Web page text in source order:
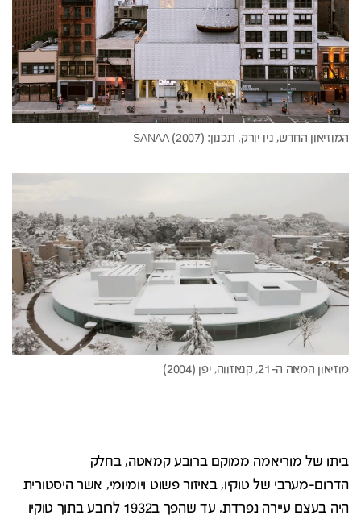
ביתו של מוריאמה ממוקם ברובע קמאטה, בחלק
הדרום-מערבי של טוקיו, באיזור פשוט ויומיומי, אשר היסטורית
היה בעצם עיירה נפרדת, עד שהפך ב1932 לרובע בתוך טוקיו